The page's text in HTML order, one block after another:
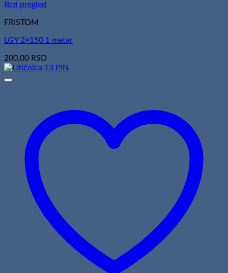
Brzi pregled
FRISTOM
LGY 2×150 1 metar
200,00 RSD